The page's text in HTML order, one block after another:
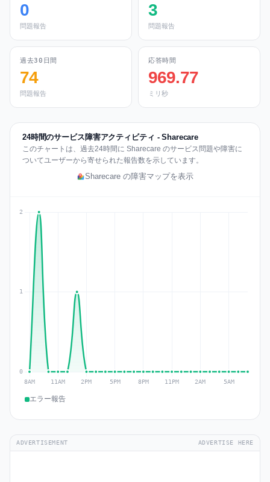
0
問題報告
3
問題報告
過去30日間
74
問題報告
応答時間
969.77
ミリ秒
24時間のサービス障害アクティビティ - Sharecare
このチャートは、過去24時間に Sharecare のサービス問題や障害に
ついてユーザーから寄せられた報告数を示しています。
Sharecare の障害マップを表示
エラー報告
ADVERTISEMENT ADVERTISE HERE